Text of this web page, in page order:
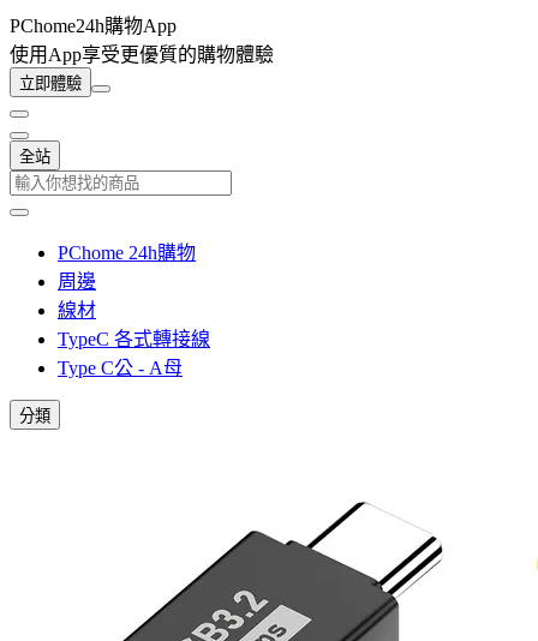
PChome24h購物App
使用App享受更優質的購物體驗
立即體驗
全站
PChome 24h購物
周邊
線材
TypeC 各式轉接線
Type C公 - A母
分類